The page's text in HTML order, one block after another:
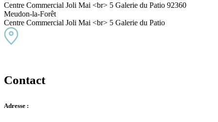
Centre Commercial Joli Mai <br> 5 Galerie du Patio 92360
Meudon-la-Forêt
Centre Commercial Joli Mai <br> 5 Galerie du Patio
Contact
Adresse :